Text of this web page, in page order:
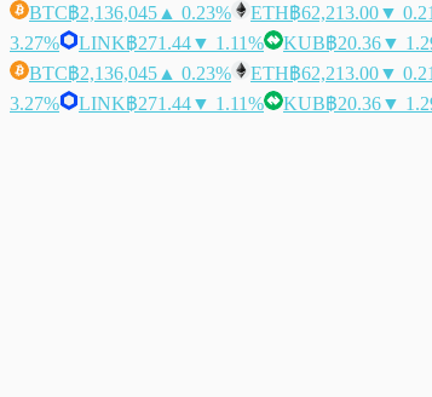
BTC฿2,136,045 ▲ 0.23% ETH฿62,213.00▼
3.27%
LINK฿271.44▼ 1.11% KUB฿20.36▼
BTC฿2,136,045 ▲ 0.23% ETH฿62,213.00▼
3.27%
LINK฿271.44▼ 1.11% KUB฿20.36▼